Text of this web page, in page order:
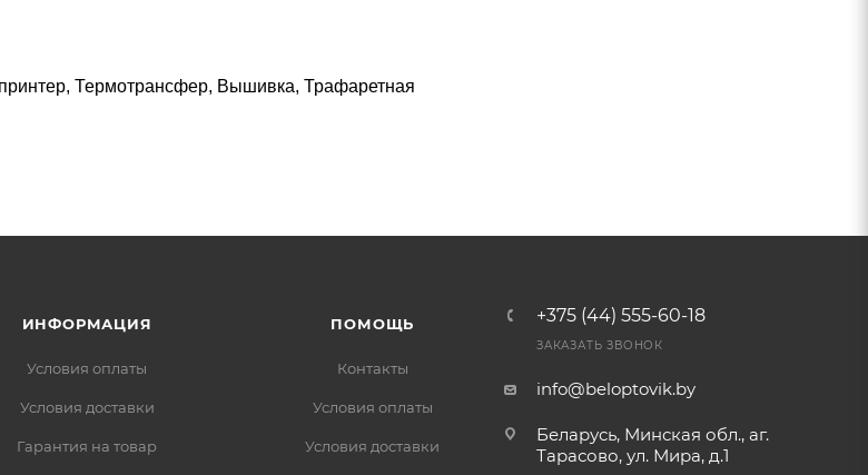
Термотрансфер, Вышивка, Трафаретная
ИНФОРМАЦИЯ
Условия оплаты
Условия доставки
Гарантия на товар
ПОМОЩЬ
Контакты
Условия оплаты
Условия доставки
+375 (44) 555-60-18
ЗАКАЗАТЬ ЗВОНОК
info@beloptovik.by
Беларусь, Минская обл., аг.
Тарасово, ул. Мира, д.1